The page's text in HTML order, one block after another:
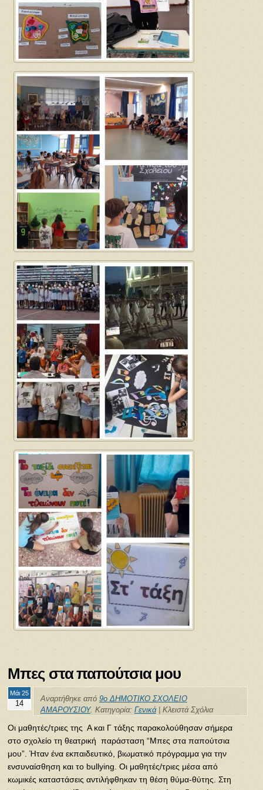
Μπες στα παπούτσια μου
Μάι 25
14
Αναρτήθηκε από 9ο ΔΗΜΟΤΙΚΟ ΣΧΟΛΕΙΟ
ΑΜΑΡΟΥΣΙΟΥ. Κατηγορία: Γενικά| Κλειστά Σχόλια
Οι μαθητές/τριες της Α και Γ τάξης παρακολούθησαν σήμερα
στο σχολείο τη θεατρική παράσταση “Μπες στα παπούτσια
μου”. Ήταν ένα εκπαιδευτικό, βιωματικό πρόγραμμα για την
ενσυναίσθηση και το bullying. Οι μαθητές/τριες μέσα από
κωμικές καταστάσεις αντιλήφθηκαν τη θέση θύμα-θύτης. Στη